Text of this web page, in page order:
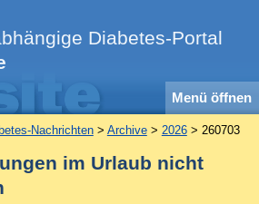
Diabetes-Portal
Menü öffnen
Nachrichten> Archive> 2026> 260703
im Urlaub nicht